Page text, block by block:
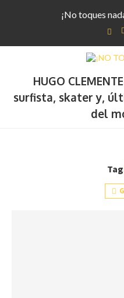
¡No toques
HUGO
surfista, skater y,
del